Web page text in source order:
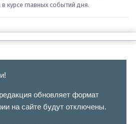
в курсе главных событий дня.
обновляет формат
на сайте будут отключены.